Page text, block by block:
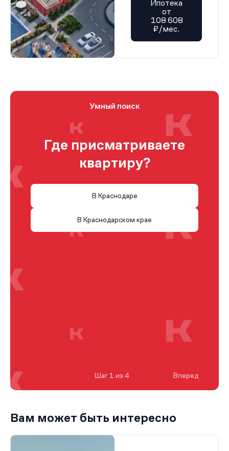
Ипотека
от
108 608
₽/мес.
Умный поиск
Где присматриваете
квартиру?
В Краснодаре
В Краснодарском крае
Шаг 1 из 4 Вперед
Вам может быть интересно